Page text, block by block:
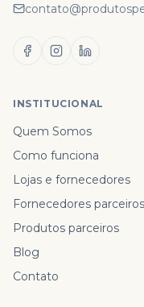
INSTITUCIONAL
Quem Somos
Como funciona
Lojas e fornecedores
Fornecedores parceiros
Produtos parceiros
Blog
Contato